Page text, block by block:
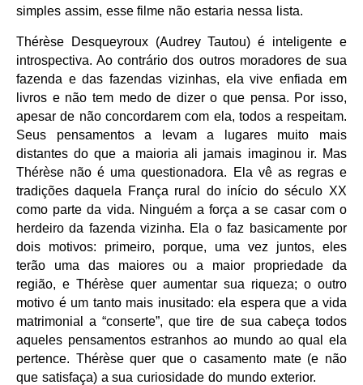
simples assim, esse filme não estaria nessa lista.
Thérèse Desqueyroux (Audrey Tautou) é inteligente e
introspectiva. Ao contrário dos outros moradores de sua
fazenda e das fazendas vizinhas, ela vive enfiada em
livros e não tem medo de dizer o que pensa. Por isso,
apesar de não concordarem com ela, todos a respeitam.
Seus pensamentos a levam a lugares muito mais
distantes do que a maioria ali jamais imaginou ir. Mas
Thérèse não é uma questionadora. Ela vê as regras e
tradições daquela França rural do início do século XX
como parte da vida. Ninguém a força a se casar com o
herdeiro da fazenda vizinha. Ela o faz basicamente por
dois motivos: primeiro, porque, uma vez juntos, eles
terão uma das maiores ou a maior propriedade da
região, e Thérèse quer aumentar sua riqueza; o outro
motivo é um tanto mais inusitado: ela espera que a vida
matrimonial a “conserte”, que tire de sua cabeça todos
aqueles pensamentos estranhos ao mundo ao qual ela
pertence. Thérèse quer que o casamento mate (e não
que satisfaça) a sua curiosidade do mundo exterior.